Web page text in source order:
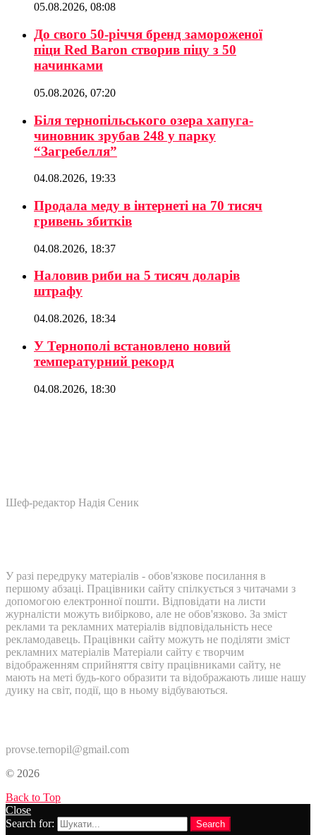
05.08.2026, 08:08
До свого 50-річчя бренд замороженої
піци Red Baron створив піцу з 50
начинками
05.08.2026, 07:20
Біля тернопільського озера хапуга-
чиновник зрубав 248 у парку
“Загребелля”
04.08.2026, 19:33
Продала меду в інтернеті на 70 тисяч
гривень збитків
04.08.2026, 18:37
Наловив риби на 5 тисяч доларів
штрафу
04.08.2026, 18:34
У Тернополі встановлено новий
температурний рекорд
04.08.2026, 18:30
Шеф-редактор Надія Сеник
У разі передруку матеріалів - обов'язкове посилання в
першому абзаці. Працівники сайту спілкується з читачами з
допомогою електронної пошти. Відповідати на листи
журналісти можуть вибірково, але не обов'язково. За зміст
реклами та рекламних матеріалів відповідальність несе
рекламодавець. Працівнки сайту можуть не поділяти зміст
рекламних матеріалів Матеріали сайту є творчим
відображенням сприйняття світу працівниками сайту, не
мають на меті будь-кого образити та відображають лише нашу
дуику на світ, події, що в ньому відбуваються.
provse.ternopil@gmail.com
© 2026
Back to Top
Close
Search for:
Search